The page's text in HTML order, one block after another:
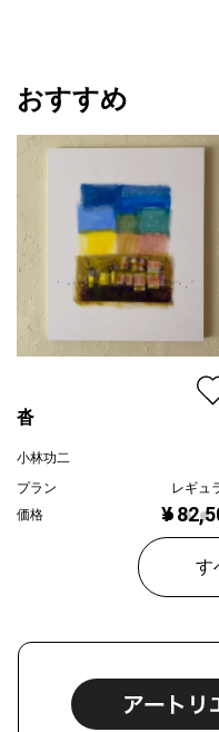
おすすめ
沓
小林功二
プラン
レギュ
価格
¥
す